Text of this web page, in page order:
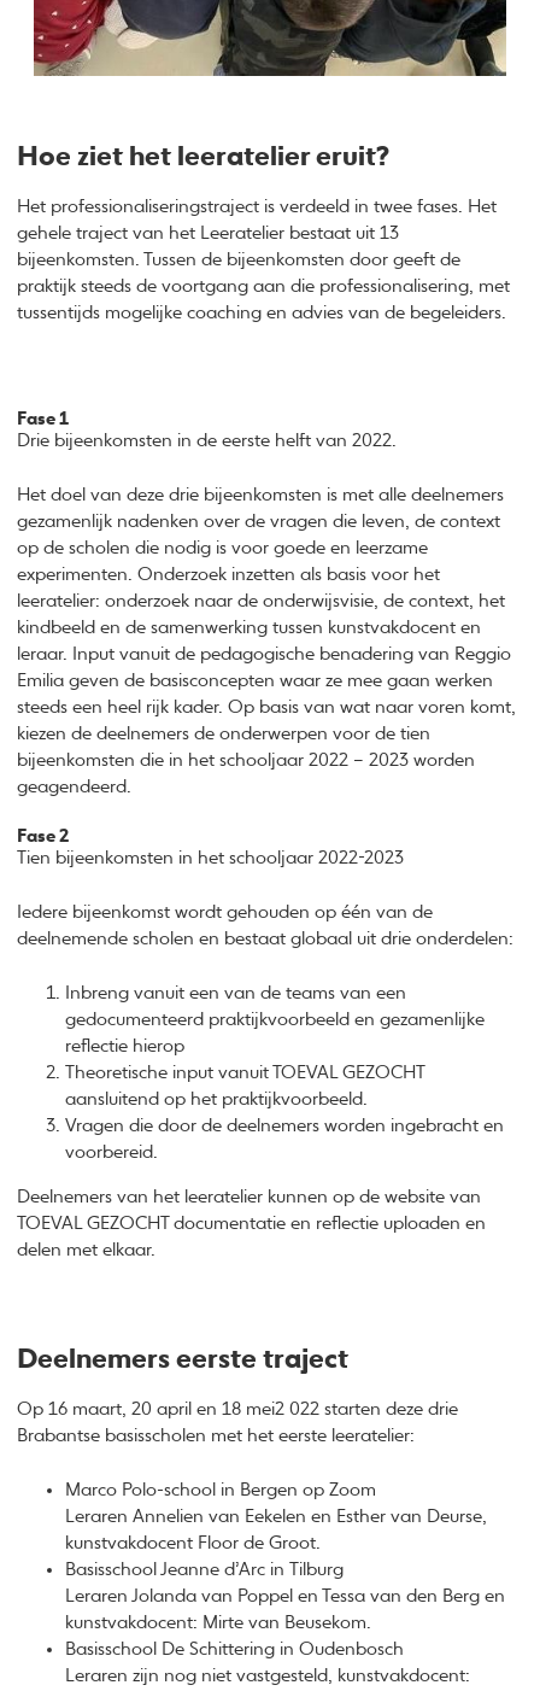
Hoe ziet het leeratelier eruit?
Het professionaliseringstraject is verdeeld in twee fases. Het
gehele traject van het Leeratelier bestaat uit 13
bijeenkomsten. Tussen de bijeenkomsten door geeft de
praktijk steeds de voortgang aan die professionalisering, met
tussentijds mogelijke coaching en advies van de begeleiders.
Fase 1
Drie bijeenkomsten in de eerste helft van 2022.
Het doel van deze drie bijeenkomsten is met alle deelnemers
gezamenlijk nadenken over de vragen die leven, de context
op de scholen die nodig is voor goede en leerzame
experimenten. Onderzoek inzetten als basis voor het
leeratelier: onderzoek naar de onderwijsvisie, de context, het
kindbeeld en de samenwerking tussen kunstvakdocent en
leraar. Input vanuit de pedagogische benadering van Reggio
Emilia geven de basisconcepten waar ze mee gaan werken
steeds een heel rijk kader. Op basis van wat naar voren komt,
kiezen de deelnemers de onderwerpen voor de tien
bijeenkomsten die in het schooljaar 2022 – 2023 worden
geagendeerd.
Fase 2
Tien bijeenkomsten in het schooljaar 2022-2023
Iedere bijeenkomst wordt gehouden op één van de
deelnemende scholen en bestaat globaal uit drie onderdelen:
Inbreng vanuit een van de teams van een
gedocumenteerd praktijkvoorbeeld en gezamenlijke
reflectie hierop
Theoretische input vanuit TOEVAL GEZOCHT
aansluitend op het praktijkvoorbeeld.
Vragen die door de deelnemers worden ingebracht en
voorbereid.
Deelnemers van het leeratelier kunnen op de website van
TOEVAL GEZOCHT documentatie en reflectie uploaden en
delen met elkaar.
Deelnemers eerste traject
Op 16 maart, 20 april en 18 mei2 022 starten deze drie
Brabantse basisscholen met het eerste leeratelier:
Marco Polo-school in Bergen op Zoom
Leraren Annelien van Eekelen en Esther van Deurse,
kunstvakdocent Floor de Groot.
Basisschool Jeanne d’Arc in Tilburg
Leraren Jolanda van Poppel en Tessa van den Berg en
kunstvakdocent: Mirte van Beusekom.
Basisschool De Schittering in Oudenbosch
Leraren zijn nog niet vastgesteld, kunstvakdocent: